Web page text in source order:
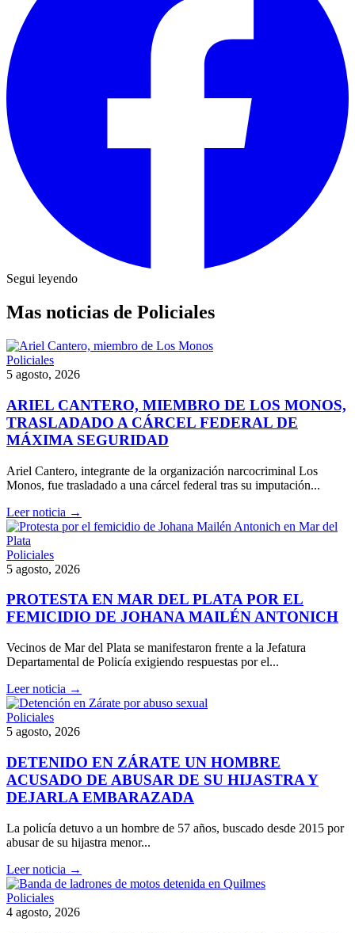
Segui leyendo
Mas noticias de Policiales
Policiales
5 agosto, 2026
ARIEL CANTERO, MIEMBRO DE LOS MONOS,
TRASLADADO A CÁRCEL FEDERAL DE
MÁXIMA SEGURIDAD
Ariel Cantero, integrante de la organización narcocriminal Los
Monos, fue trasladado a una cárcel federal tras su imputación...
Leer noticia →
Policiales
5 agosto, 2026
PROTESTA EN MAR DEL PLATA POR EL
FEMICIDIO DE JOHANA MAILÉN ANTONICH
Vecinos de Mar del Plata se manifestaron frente a la Jefatura
Departamental de Policía exigiendo respuestas por el...
Leer noticia →
Policiales
5 agosto, 2026
DETENIDO EN ZÁRATE UN HOMBRE
ACUSADO DE ABUSAR DE SU HIJASTRA Y
DEJARLA EMBARAZADA
La policía detuvo a un hombre de 57 años, buscado desde 2015 por
abusar de su hijastra menor...
Leer noticia →
Policiales
4 agosto, 2026